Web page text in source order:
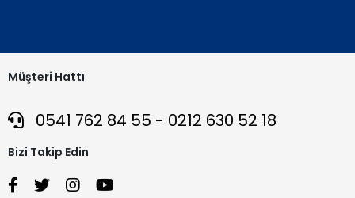
Müşteri Hattı
0541 762 84 55 - 0212 630 52 18
Bizi Takip Edin